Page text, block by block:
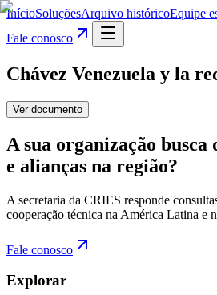
InícioSoluçõesArquivo históricoEquipe
Fale conosco
Chávez Venezuela y la
Ver documento
A sua organização busca
e alianças na região?
A secretaria da CRIES responde
cooperação técnica na América Latina e
Fale conosco
Explorar